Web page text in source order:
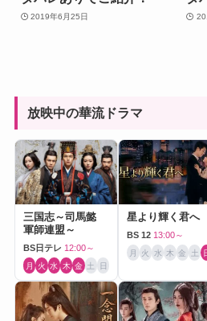
2019年6月25日
放映中の華流ドラマ
三国志～司馬懿
軍師連盟～
BS日テレ 12:00～
月 火 水 木 金 土 日
星より輝く君へ
BS 12 13:00～
月 火 水 木 金 土